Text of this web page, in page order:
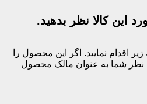
این کالا نظر بدهید.
اقدام نمایید. اگر این محصول را
نظر شما به عنوان مالک محصول